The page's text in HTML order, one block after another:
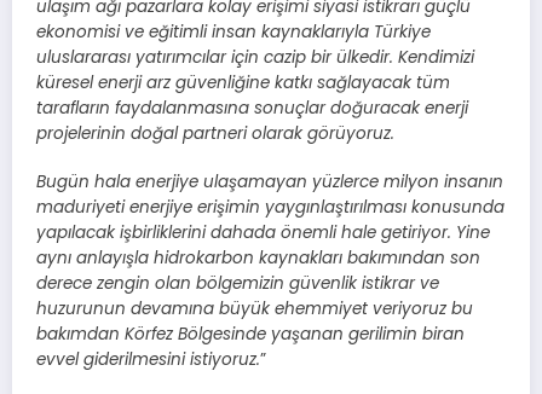
ulaşım ağı pazarlara kolay erişimi siyasi istikrarı güçlü
ekonomisi ve eğitimli insan kaynaklarıyla Türkiye
uluslararası yatırımcılar için cazip bir ülkedir. Kendimizi
küresel enerji arz güvenliğine katkı sağlayacak tüm
tarafların faydalanmasına sonuçlar doğuracak enerji
projelerinin doğal partneri olarak görüyoruz.
Bugün hala enerjiye ulaşamayan yüzlerce milyon insanın
maduriyeti enerjiye erişimin yaygınlaştırılması konusunda
yapılacak işbirliklerini dahada önemli hale getiriyor. Yine
aynı anlayışla hidrokarbon kaynakları bakımından son
derece zengin olan bölgemizin güvenlik istikrar ve
huzurunun devamına büyük ehemmiyet veriyoruz bu
bakımdan Körfez Bölgesinde yaşanan gerilimin biran
evvel giderilmesini istiyoruz.”